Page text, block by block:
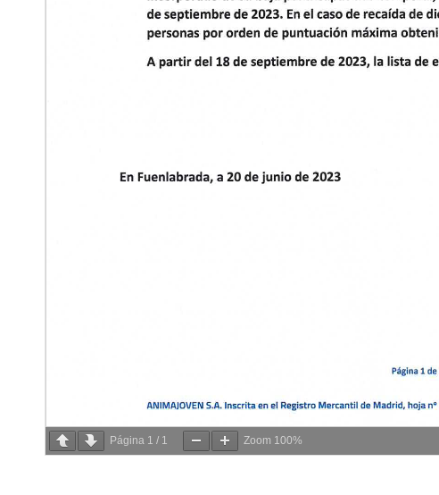
Página 1 / 1 Zoom 100%